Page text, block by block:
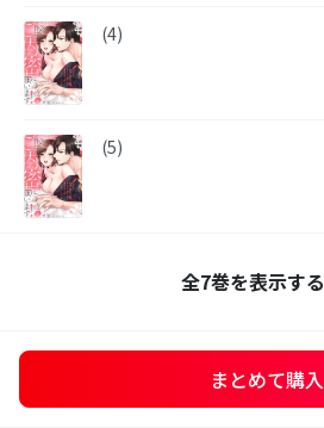
(4)
(5)
全7巻を表示する
まとめて購入